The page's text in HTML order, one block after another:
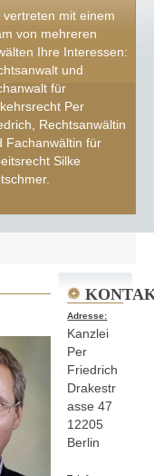
vertreten mit einem
von mehreren
Ihre Interessen:
und
für
Per
Rechtsanwältin
Fachanwältin für
Silke
Adresse:
Kanzlei
Per
Friedrich
Drakestr
asse 47
12205
Berlin